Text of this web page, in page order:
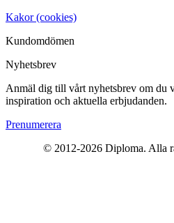
Kakor (cookies)
Kundomdömen
Nyhetsbrev
Anmäl dig till vårt nyhetsbrev om du
inspiration och aktuella erbjudanden.
Prenumerera
© 2012-2026 Diploma. Alla